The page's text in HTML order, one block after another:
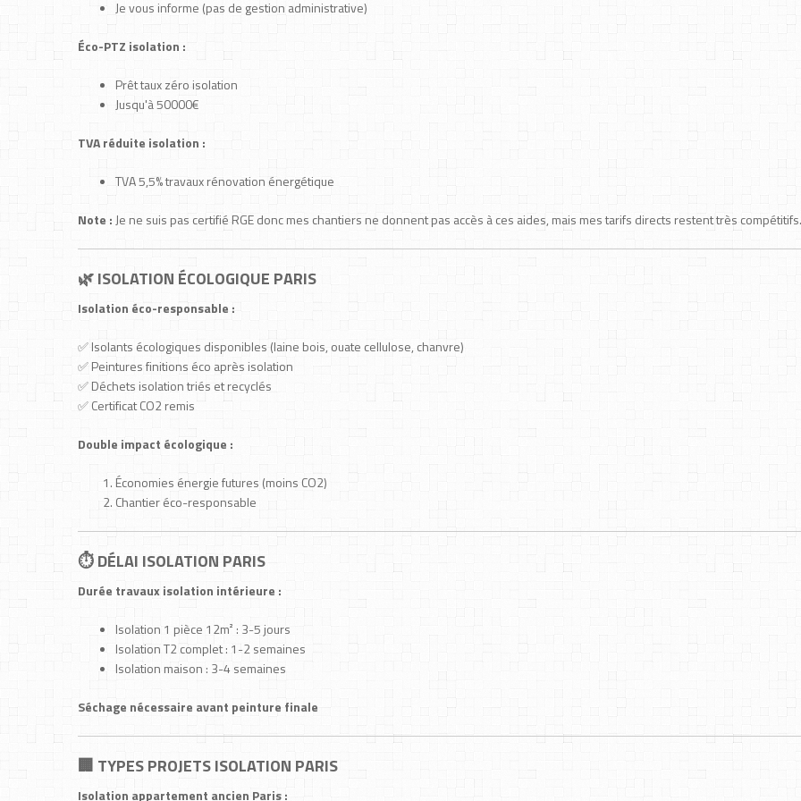
Je vous informe (pas de gestion administrative)
Éco-PTZ isolation :
Prêt taux zéro isolation
Jusqu'à 50000€
TVA réduite isolation :
TVA 5,5% travaux rénovation énergétique
Note : Je ne suis pas certifié RGE donc mes chantiers ne donnent pas accès à ces aides, mais mes tarifs directs restent très compétitifs.
🌿 ISOLATION ÉCOLOGIQUE PARIS
Isolation éco-responsable :
✅ Isolants écologiques disponibles (laine bois, ouate cellulose, chanvre)
✅ Peintures finitions éco après isolation
✅ Déchets isolation triés et recyclés
✅ Certificat CO2 remis
Double impact écologique :
Économies énergie futures (moins CO2)
Chantier éco-responsable
⏱️ DÉLAI ISOLATION PARIS
Durée travaux isolation intérieure :
Isolation 1 pièce 12m² : 3-5 jours
Isolation T2 complet : 1-2 semaines
Isolation maison : 3-4 semaines
Séchage nécessaire avant peinture finale
🏢 TYPES PROJETS ISOLATION PARIS
Isolation appartement ancien Paris :